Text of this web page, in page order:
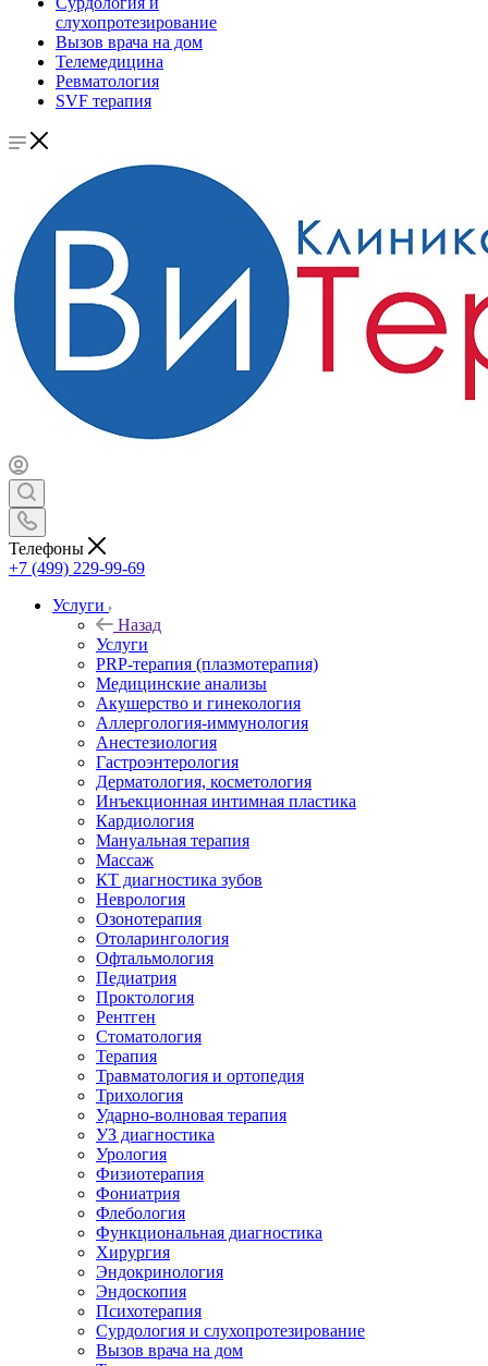
слухопротезирование
Вызов врача на дом
Телемедицина
Ревматология
SVF терапия
Телефоны
+7 (499) 229-99-69
Услуги
Назад
Услуги
PRP-терапия (плазмотерапия)
Медицинские анализы
Акушерство и гинекология
Аллергология-иммунология
Анестезиология
Гастроэнтерология
Дерматология, косметология
Инъекционная интимная пластика
Кардиология
Мануальная терапия
Массаж
КТ диагностика зубов
Неврология
Озонотерапия
Отоларингология
Офтальмология
Педиатрия
Проктология
Рентген
Стоматология
Терапия
Травматология и ортопедия
Трихология
Ударно-волновая терапия
УЗ диагностика
Урология
Физиотерапия
Фониатрия
Флебология
Функциональная диагностика
Хирургия
Эндокринология
Эндоскопия
Психотерапия
Сурдология и слухопротезирование
Вызов врача на дом